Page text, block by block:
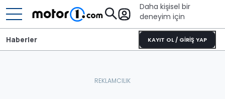
Daha kişisel bir
deneyim için
KAYIT OL / GİRİŞ YAP
Haberler